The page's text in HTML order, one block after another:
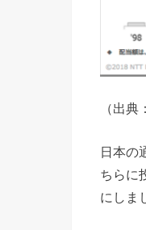
（出
日本の
ちらに
にしま